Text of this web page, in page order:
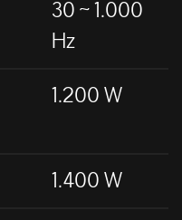
30 ~ 1.000
Hz
1.200 W
1.400 W